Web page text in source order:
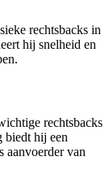
rechtsbacks in
hij snelheid en
rechtsbacks
biedt hij een
aanvoerder van